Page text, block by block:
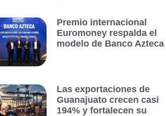
Premio internacional
Euromoney respalda el
modelo de Banco Azteca
Las exportaciones de
Guanajuato crecen casi
194% y fortalecen su